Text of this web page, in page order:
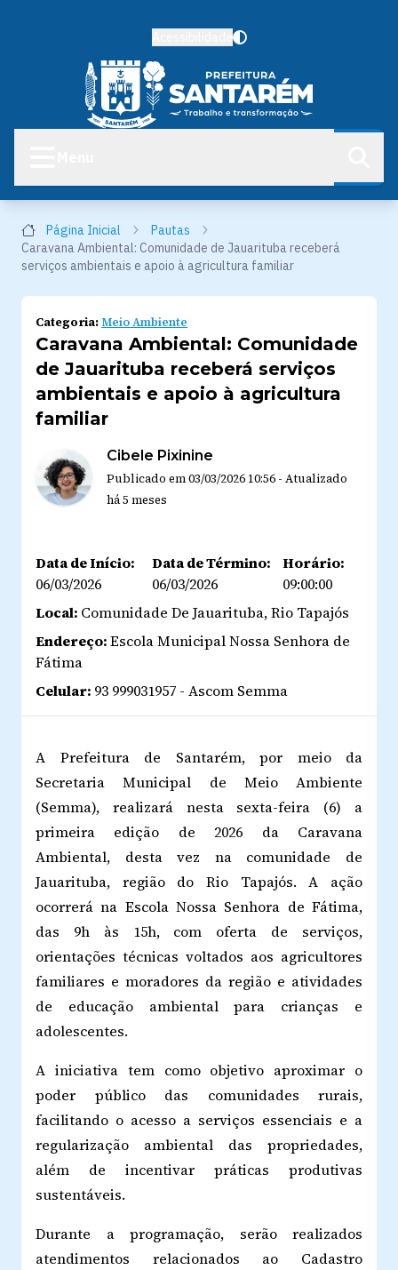
Página Inicial
Pautas
Caravana Ambiental: Comunidade de Jauarituba receberá
serviços ambientais e apoio à agricultura familiar
Categoria:Meio Ambiente
Caravana Ambiental: Comunidade
de Jauarituba receberá serviços
ambientais e apoio à agricultura
familiar
Cibele Pixinine
Publicado em03/03/2026 10:56 - Atualizado
há 5 meses
Data de Início:
06/03/2026
Data de Término:
06/03/2026
Horário:
09:00:00
Local: Comunidade De Jauarituba, Rio Tapajós
Endereço:Escola Municipal Nossa Senhora de
Fátima
Celular: 93 999031957 - Ascom Semma
A Prefeitura de Santarém, por meio da
Secretaria Municipal de Meio Ambiente
(Semma), realizará nesta sexta-feira (6) a
primeira edição de 2026 da Caravana
Ambiental, desta vez na comunidade de
Jauarituba, região do Rio Tapajós. A ação
ocorrerá na Escola Nossa Senhora de Fátima,
das 9h às 15h, com oferta de serviços,
orientações técnicas voltados aos agricultores
familiares e moradores da região e atividades
de educação ambiental para crianças e
adolescentes.
A iniciativa tem como objetivo aproximar o
poder público das comunidades rurais,
facilitando o acesso a serviços essenciais e a
regularização ambiental das propriedades,
além de incentivar práticas produtivas
sustentáveis.
Durante a programação, serão realizados
atendimentos relacionados ao Cadastro